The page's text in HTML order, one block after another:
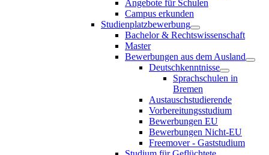
Angebote für Schulen
Campus erkunden
Studienplatzbewerbung
Bachelor & Rechtswissenschaft
Master
Bewerbungen aus dem Ausland
Deutschkenntnisse
Sprachschulen in
Bremen
Austauschstudierende
Vorbereitungsstudium
Bewerbungen EU
Bewerbungen Nicht-EU
Freemover - Gaststudium